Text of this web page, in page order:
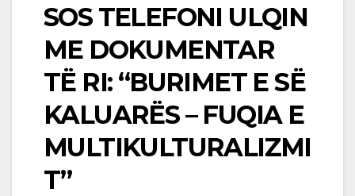
SOS TELEFONI ULQIN
ME DOKUMENTAR
TË RI: “BURIMET E SË
KALUARËS – FUQIA E
MULTIKULTURALIZMI
T”